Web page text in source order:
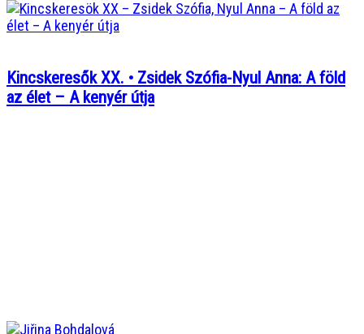
Kincskeresők XX. • Zsidek Szófia-Nyul Anna: A föld
az élet – A kenyér útja